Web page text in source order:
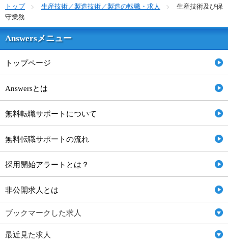
トップ 生産技術／製造技術／製造の転職・求人
生産技術及び保
守業務
Answersメニュー
トップページ
Answersとは
無料転職サポートについて
無料転職サポートの流れ
採用開始アラートとは？
非公開求人とは
ブックマークした求人
最近見た求人